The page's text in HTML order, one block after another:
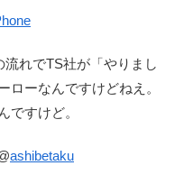
流れでTS社が「やりまし
ローなんですけどねえ。
ですけど。
ashibetaku